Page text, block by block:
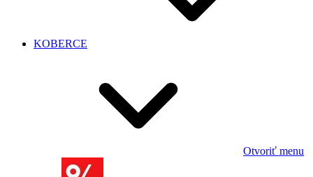
KOBERCE
Otvoriť menu